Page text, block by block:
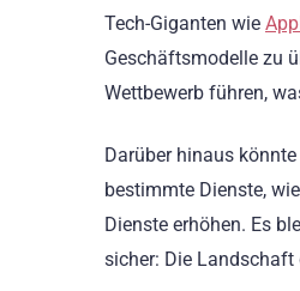
Tech-Giganten wie
Geschäftsmodelle zu
Wettbewerb führen,
Darüber hinaus
bestimmte Dienste,
Dienste erhöhen. Es
sicher: Die Landschaft